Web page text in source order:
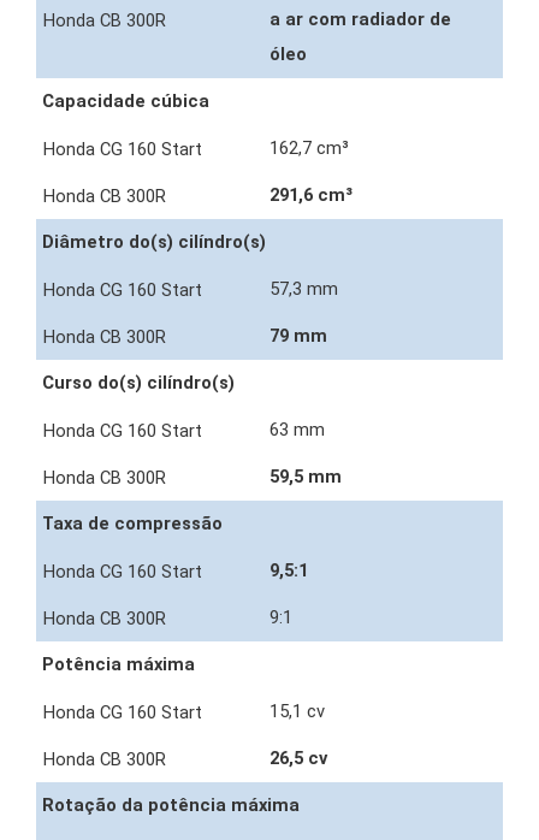
a ar com radiador de
óleo
Capacidade cúbica
162,7 cm³
291,6 cm³
Diâmetro do(s) cilíndro(s)
57,3 mm
79 mm
Curso do(s) cilíndro(s)
63 mm
59,5 mm
Taxa de compressão
9,5:1
9:1
Potência máxima
15,1 cv
26,5 cv
Rotação da potência máxima